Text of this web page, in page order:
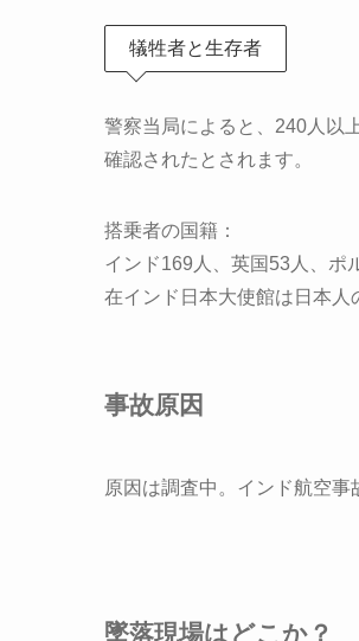
犠牲者と生存者
警察当局によると、240人以
確認されたとされます。
搭乗者の国籍：
インド169人、英国53人、ポ
在インド日本大使館は日本
事故原因
原因は調査中。インド航空
墜落現場はどこか？